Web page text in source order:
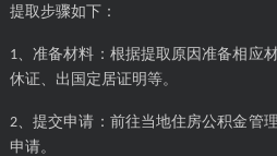
提取步骤如下：
1 、准备材料：根据提取原因准备相应
休证、出国定居证明等。
2、提交申请：前往当地住房公积金管
申请。